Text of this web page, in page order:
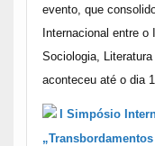
evento, que
Internacional entre
Sociologia,
aconteceu até o dia
I Simpósio